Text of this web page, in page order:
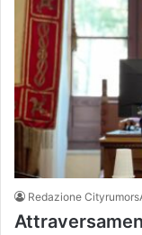
Redazione